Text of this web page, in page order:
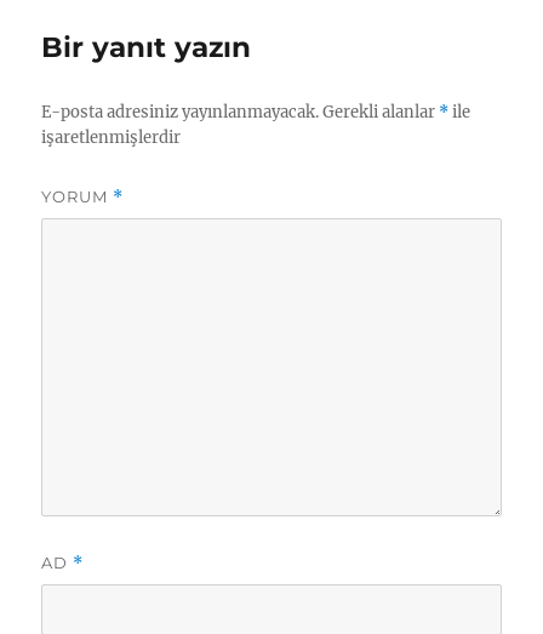
Bir yanıt yazın
E-posta adresiniz yayınlanmayacak. Gerekli alanlar *ile
işaretlenmişlerdir
YORUM *
AD *